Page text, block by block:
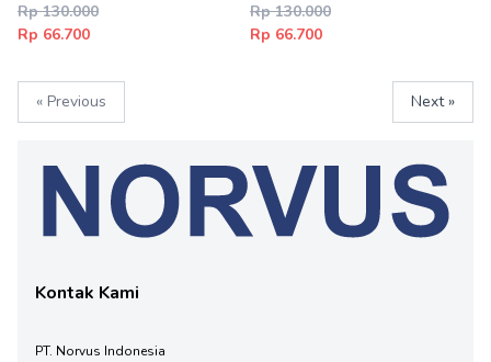
Rp 130.000
Rp 66.700
Rp 130.000
Rp 66.700
« Previous Next »
Kontak Kami
PT. Norvus Indonesia